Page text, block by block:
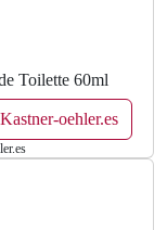
Toilette 60ml
oehler.es